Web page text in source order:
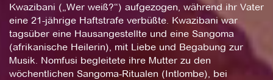
Kwazibani („Wer weiß?“) aufgezogen, während ihr Vater
eine 21-jährige Haftstrafe verbüßte. Kwazibani war
tagsüber eine Hausangestellte und eine Sangoma
(afrikanische Heilerin), mit Liebe und Begabung zur
Musik. Nomfusi begleitete ihre Mutter zu den
wöchentlichen Sangoma-Ritualen (Intlombe), bei